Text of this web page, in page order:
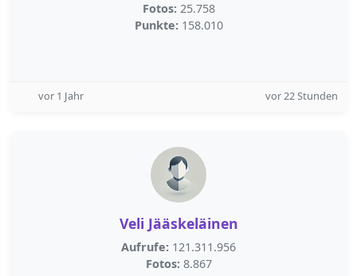
Fotos: 25.758
Punkte: 158.010
vor 1 Jahr vor 22 Stunden
Veli Jääskeläinen
Aufrufe: 121.311.956
Fotos: 8.867